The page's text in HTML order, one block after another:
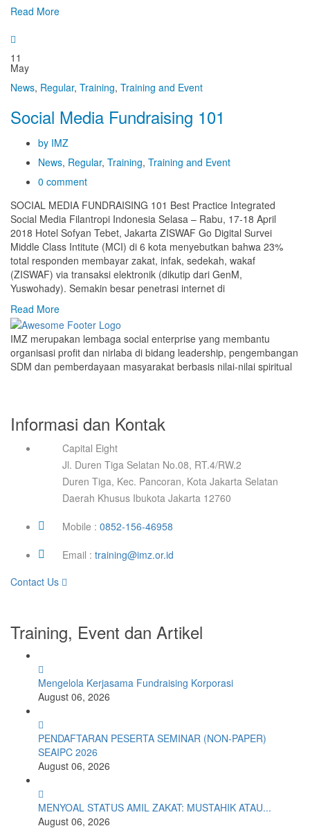
Read More
11
May
News, Regular, Training, Training and Event
Social Media Fundraising 101
by IMZ
News, Regular, Training, Training and Event
0 comment
SOCIAL MEDIA FUNDRAISING 101 Best Practice Integrated
Social Media Filantropi Indonesia Selasa – Rabu, 17-18 April
2018 Hotel Sofyan Tebet, Jakarta ZISWAF Go Digital Survei
Middle Class Intitute (MCI) di 6 kota menyebutkan bahwa 23%
total responden membayar zakat, infak, sedekah, wakaf
(ZISWAF) via transaksi elektronik (dikutip dari GenM,
Yuswohady). Semakin besar penetrasi internet di
Read More
IMZ merupakan lembaga social enterprise yang membantu
organisasi profit dan nirlaba di bidang leadership, pengembangan
SDM dan pemberdayaan masyarakat berbasis nilai-nilai spiritual
Informasi dan Kontak
Capital Eight
Jl. Duren Tiga Selatan No.08, RT.4/RW.2
Duren Tiga, Kec. Pancoran, Kota Jakarta Selatan
Daerah Khusus Ibukota Jakarta 12760
Mobile : 0852-156-46958
Email : training@imz.or.id
Contact Us
Training, Event dan Artikel
Mengelola Kerjasama Fundraising Korporasi
August 06, 2026
PENDAFTARAN PESERTA SEMINAR (NON-PAPER)
SEAIPC 2026
August 06, 2026
MENYOAL STATUS AMIL ZAKAT: MUSTAHIK ATAU...
August 06, 2026